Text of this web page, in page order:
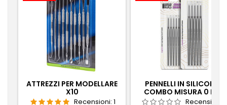
ATTREZZI PER MODELLARE
X10
Recensioni: 1
PENNELLI IN SILICONE -
COMBO MISURA 0 E 2 -
BIANCO SOFT
Recensioni: